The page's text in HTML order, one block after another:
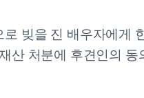
빚을 진 배우자에게
산 처분에 후견인의 동